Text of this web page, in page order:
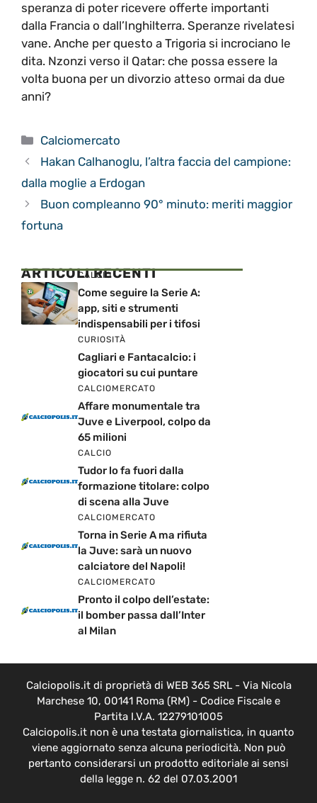
speranza di poter ricevere offerte importanti
dalla Francia o dall’Inghilterra. Speranze rivelatesi
vane. Anche per questo a Trigoria si incrociano le
dita. Nzonzi verso il Qatar: che possa essere la
volta buona per un divorzio atteso ormai da due
anni?
Categorie
Calciomercato
Hakan Calhanoglu, l’altra faccia del campione:
dalla moglie a Erdogan
Buon compleanno 90° minuto: meriti maggior
fortuna
ARTICOLI RECENTI
CALCIO
Come seguire la Serie A:
app, siti e strumenti
indispensabili per i tifosi
CURIOSITÀ
Cagliari e Fantacalcio: i
giocatori su cui puntare
CALCIOMERCATO
Affare monumentale tra
Juve e Liverpool, colpo da
65 milioni
CALCIO
Tudor lo fa fuori dalla
formazione titolare: colpo
di scena alla Juve
CALCIOMERCATO
Torna in Serie A ma rifiuta
la Juve: sarà un nuovo
calciatore del Napoli!
CALCIOMERCATO
Pronto il colpo dell’estate:
il bomber passa dall’Inter
al Milan
Calciopolis.it di proprietà di WEB 365 SRL - Via Nicola
Marchese 10, 00141 Roma (RM) - Codice Fiscale e
Partita I.V.A. 12279101005
Calciopolis.it non è una testata giornalistica, in quanto
viene aggiornato senza alcuna periodicità. Non può
pertanto considerarsi un prodotto editoriale ai sensi
della legge n. 62 del 07.03.2001